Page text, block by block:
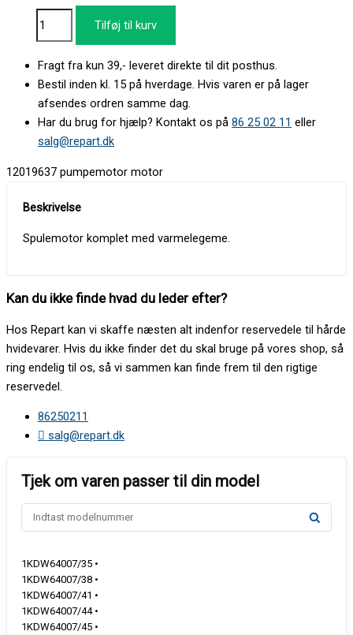
Tilføj til kurv
Fragt fra kun 39,- leveret direkte til dit posthus.
Bestil inden kl. 15 på hverdage. Hvis varen er på lager
afsendes ordren samme dag.
Har du brug for hjælp? Kontakt os på 86 25 02 11 eller
salg@repart.dk
12019637 pumpemotor motor
Spulemotor komplet med varmelegeme.
Kan du ikke finde hvad du leder efter?
Hos Repart kan vi skaffe næsten alt indenfor reservedele til hårde
hvidevarer. Hvis du ikke finder det du skal bruge på vores shop, så
ring endelig til os, så vi sammen kan finde frem til den rigtige
reservedel.
86250211
salg@repart.dk
1KDW64007/35 •
1KDW64007/38 •
1KDW64007/41 •
1KDW64007/44 •
1KDW64007/45 •